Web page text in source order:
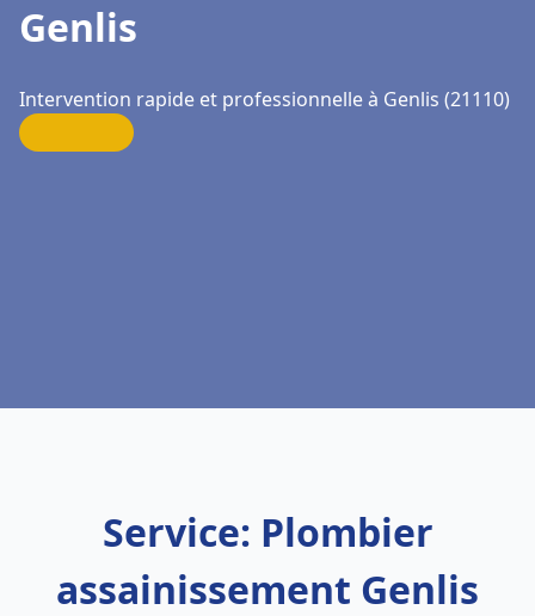
Genlis
Intervention rapide et professionnelle à Genlis (21110)
Service: Plombier
assainissement Genlis